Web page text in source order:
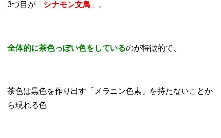
3つ目が「 シナモン文鳥 」。
全体的に茶色っぽい色をしているのが特徴的で、
茶色は黒色を作り出す「メラニン色素」を持たないことか
ら現れる色